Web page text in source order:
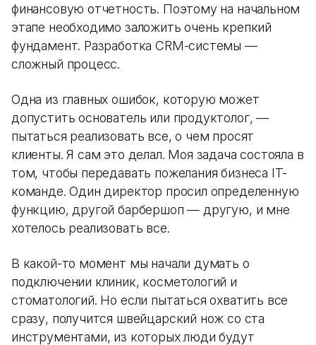
финансовую отчетность. Поэтому на начальном
этапе необходимо заложить очень крепкий
фундамент. Разработка CRM-системы —
сложный процесс.
Одна из главных ошибок, которую может
допустить основатель или продуктолог, —
пытаться реализовать все, о чем просят
клиенты. Я сам это делал. Моя задача состояла в
том, чтобы передавать пожелания бизнеса IT-
команде. Один директор просил определенную
функцию, другой барбершоп — другую, и мне
хотелось реализовать все.
В какой-то момент мы начали думать о
подключении клиник, косметологий и
стоматологий. Но если пытаться охватить все
сразу, получится швейцарский нож со ста
инструментами, из которых люди будут